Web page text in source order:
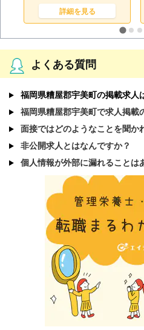
詳細を見る
よくある質問
福岡県糟屋郡宇美町の掲載求人
福岡県糟屋郡宇美町で求人掲載
面接ではどのようなことを聞か
非公開求人とはなんですか？
個人情報が外部に漏れることは